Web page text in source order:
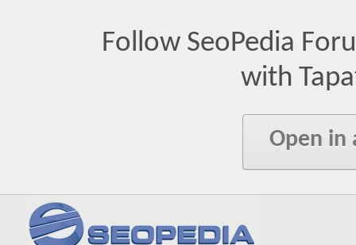
Follow SeoPedia
with
Open in